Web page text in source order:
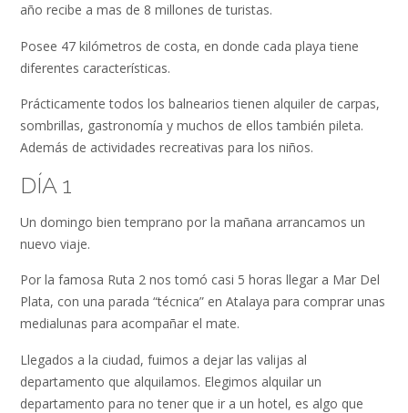
año recibe a mas de 8 millones de turistas.
Posee 47 kilómetros de costa, en donde cada playa tiene
diferentes características.
Prácticamente todos los balnearios tienen alquiler de carpas,
sombrillas, gastronomía y muchos de ellos también pileta.
Además de actividades recreativas para los niños.
DÍA 1
Un domingo bien temprano por la mañana arrancamos un
nuevo viaje.
Por la famosa Ruta 2 nos tomó casi 5 horas llegar a Mar Del
Plata, con una parada “técnica” en Atalaya para comprar unas
medialunas para acompañar el mate.
Llegados a la ciudad, fuimos a dejar las valijas al
departamento que alquilamos. Elegimos alquilar un
departamento para no tener que ir a un hotel, es algo que